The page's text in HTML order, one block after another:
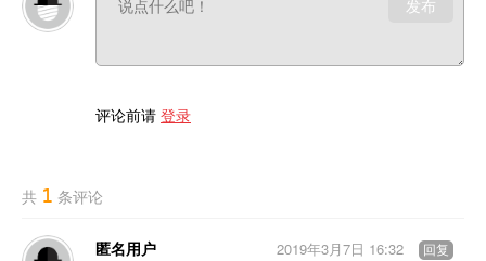
发布
评论前请 登录
共 1 条评论
匿名用户
2019年3月7日 16:32 回复